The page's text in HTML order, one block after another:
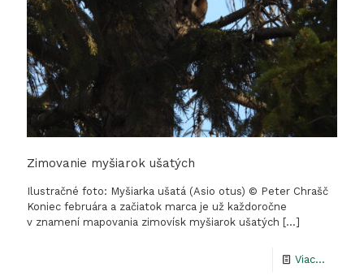
Zimovanie myšiarok ušatých
Ilustračné foto: Myšiarka ušatá (Asio otus) © Peter Chrašč
Koniec februára a začiatok marca je už každoročne
v znamení mapovania zimovísk myšiarok ušatých […]
Viac...